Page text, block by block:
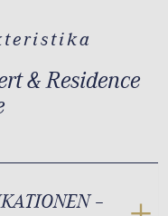
& Residence
–